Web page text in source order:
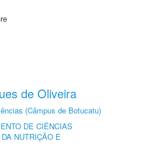
de Oliveira
(Câmpus de Botucatu)
DE CIÊNCIAS
NUTRIÇÃO E